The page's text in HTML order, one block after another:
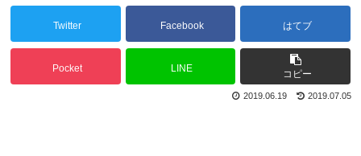
Twitter Facebook はてブ
Pocket LINE コピー
2019.07.05
2019.06.19